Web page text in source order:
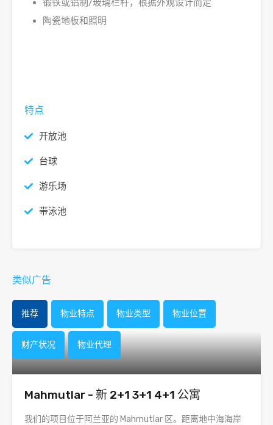
锻铁或铝制/玻璃栏杆，根据外观设计而定
陶瓷地板和照明
特点
开放池
台球
游乐场
带泳池
类似广告
推荐 物业特点 物业类型 物业位置
财产状况 物业代理
Mahmutlar - 新 2+1 3+1 4+1 公寓
我们的项目位于阿兰亚的 Mahmutlar 区。距离地中海海岸